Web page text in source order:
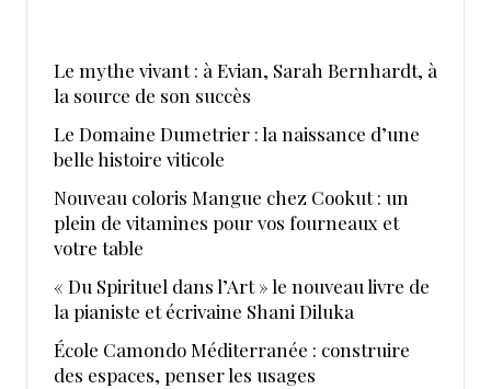
Le mythe vivant : à Evian, Sarah Bernhardt, à
la source de son succès
Le Domaine Dumetrier : la naissance d’une
belle histoire viticole
Nouveau coloris Mangue chez Cookut : un
plein de vitamines pour vos fourneaux et
votre table
« Du Spirituel dans l’Art » le nouveau livre de
la pianiste et écrivaine Shani Diluka
École Camondo Méditerranée : construire
des espaces, penser les usages